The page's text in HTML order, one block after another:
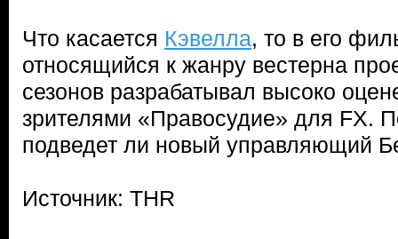
Что касается Кэвелла, то в его
относящийся к жанру вестерна
сезонов разрабатывал высоко
зрителями «Правосудие» для FX.
подведет ли новый управляющий
Источник: THR